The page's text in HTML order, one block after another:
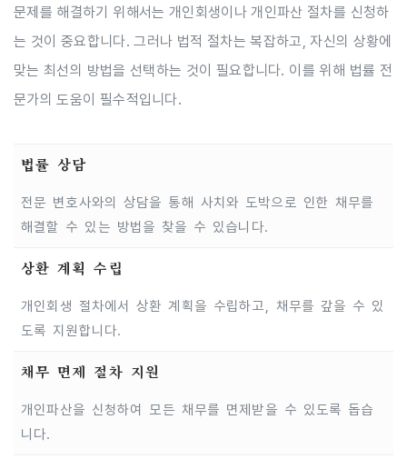
문제를 해결하기 위해서는 개인회생이나 개인파산 절차를 신청하
는 것이 중요합니다. 그러나 법적 절차는 복잡하고, 자신의 상황에
맞는 최선의 방법을 선택하는 것이 필요합니다. 이를 위해 법률 전
문가의 도움이 필수적입니다.
법률 상담
전문 변호사와의 상담을 통해 사치와 도박으로 인한 채무를
해결할 수 있는 방법을 찾을 수 있습니다.
상환 계획 수립
개인회생 절차에서 상환 계획을 수립하고, 채무를 갚을 수 있
도록 지원합니다.
채무 면제 절차 지원
개인파산을 신청하여 모든 채무를 면제받을 수 있도록 돕습
니다.